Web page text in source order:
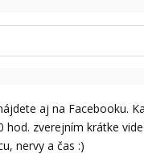
aj na Facebooku.
hod. zverejním krátke
nervy a čas :)